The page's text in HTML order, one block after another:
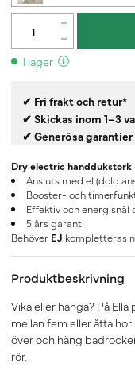
I lager
✔ Fri frakt och retur*
✔ Skickas inom 1–3
✔ Generösa garantier
Dry electric
Ansluts med el (dold
Booster- och
Effektiv och energisnål
5 års garanti
Behöver EJ kompletteras
Produktbeskrivning
Vika eller hänga? På
mellan fem eller åtta
över och häng
rör.